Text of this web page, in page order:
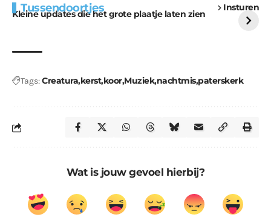
Tussendoortjes Insturen
Kleine updates die het grote plaatje laten zien
voor kabouters
uitdaging
Tags:CreaturakerstkoorMuzieknachtmispaterskerk
Wat is jouw gevoel hierbij?